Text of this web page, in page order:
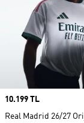
Price
10.199 TL
Real Madrid 26/27